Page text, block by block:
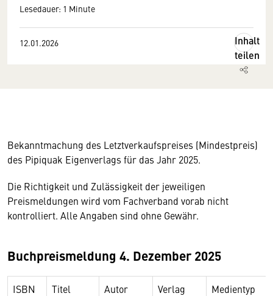
Lesedauer: 1 Minute
12.01.2026
Inhalt
teilen
Bekanntmachung des Letztverkaufspreises (Mindestpreis)
des Pipiquak Eigenverlags für das Jahr 2025.
Die Richtigkeit und Zulässigkeit der jeweiligen
Preismeldungen wird vom Fachverband vorab nicht
kontrolliert. Alle Angaben sind ohne Gewähr.
Buchpreismeldung 4. Dezember 2025
ISBN Titel Autor Verlag Medientyp